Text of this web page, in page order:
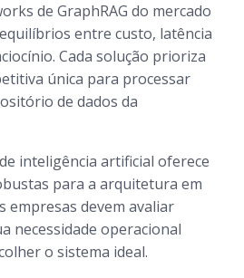
de GraphRAG do mercado
entre custo, latência
Cada solução prioriza
única para processar
de dados da
inteligência artificial oferece
para a arquitetura em
empresas devem avaliar
necessidade operacional
o sistema ideal.